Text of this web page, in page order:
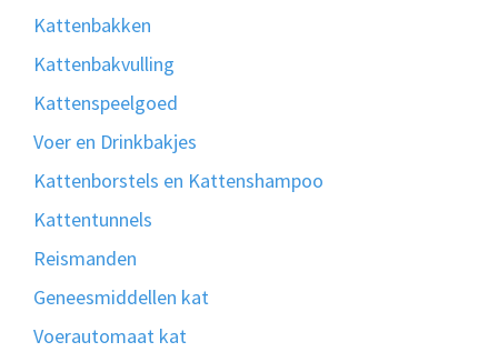
Kattenbakken
Kattenbakvulling
Kattenspeelgoed
Voer en Drinkbakjes
Kattenborstels en Kattenshampoo
Kattentunnels
Reismanden
Geneesmiddellen kat
Voerautomaat kat